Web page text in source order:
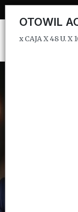
x CAJA X 48 U. X 10
OTOWIL
x CAJA X 48 U. X